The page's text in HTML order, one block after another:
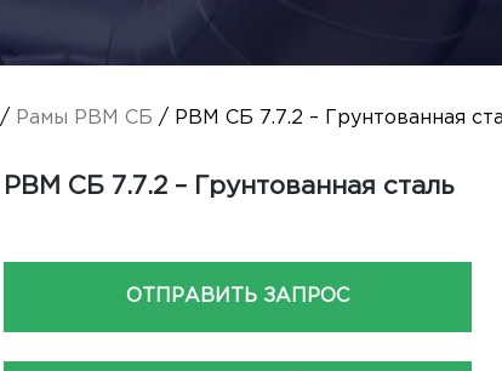
/ Рамы РВМ СБ / РВМ СБ 7.7.2 – Грунтованная
РВМ СБ 7.7.2 – Грунтованная сталь
ОТПРАВИТЬ ЗАПРОС